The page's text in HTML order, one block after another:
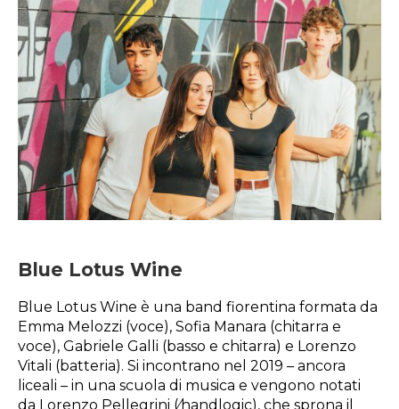
Blue Lotus Wine
Blue Lotus Wine è una band fiorentina formata da
Emma Melozzi (voce), Sofia Manara (chitarra e
voce), Gabriele Galli (basso e chitarra) e Lorenzo
Vitali (batteria). Si incontrano nel 2019 – ancora
liceali – in una scuola di musica e vengono notati
da Lorenzo Pellegrini (⁄handlogic), che sprona il